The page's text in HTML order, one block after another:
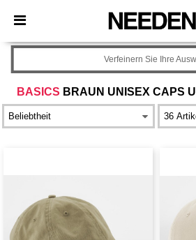
× Needen App
Bessere Preise in der App!
BASICS BRAUN UNISEX CAPS
Verfeinern Sie Ihre